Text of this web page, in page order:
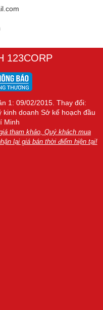
123CORP
1: 09/02/2015. Thay đổi:
kinh doanh Sở kế hoạch đầu
Minh
tham khảo, Quý khách mua
lại giá bán thời điểm hiện tại!